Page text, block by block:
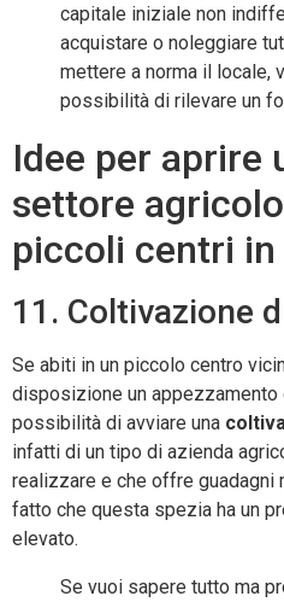
capitale iniziale non
acquistare o noleggiare
mettere a norma il locale,
possibilità di rilevare un
Idee per aprire
settore
piccoli centri in
11. Coltivazione
Se abiti in un piccolo centro
disposizione un appezzamento
possibilità di avviare una
infatti di un tipo di azienda
realizzare e che offre
fatto che questa spezia ha un
elevato.
Se vuoi sapere tutto ma